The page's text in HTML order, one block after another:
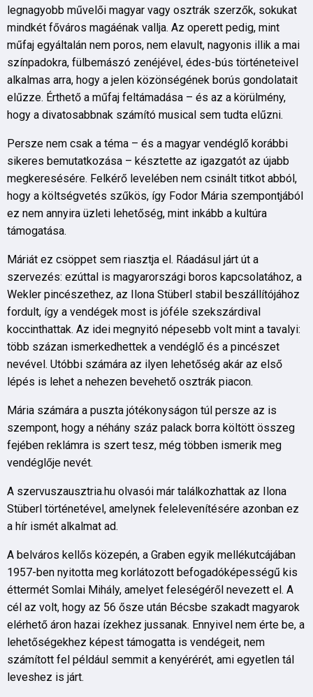
legnagyobb művelői magyar vagy osztrák szerzők, sokukat
mindkét főváros magáénak vallja. Az operett pedig, mint
műfaj egyáltalán nem poros, nem elavult, nagyonis illik a mai
színpadokra, fülbemászó zenéjével, édes-bús történeteivel
alkalmas arra, hogy a jelen közönségének borús gondolatait
elűzze. Érthető a műfaj feltámadása – és az a körülmény,
hogy a divatosabbnak számító musical sem tudta elűzni.
Persze nem csak a téma – és a magyar vendéglő korábbi
sikeres bemutatkozása – késztette az igazgatót az újabb
megkeresésére. Felkérő levelében nem csinált titkot abból,
hogy a költségvetés szűkös, így Fodor Mária szempontjából
ez nem annyira üzleti lehetőség, mint inkább a kultúra
támogatása.
Máriát ez csöppet sem riasztja el. Ráadásul járt út a
szervezés: ezúttal is magyarországi boros kapcsolatához, a
Wekler pincészethez, az Ilona Stüberl stabil beszállítójához
fordult, így a vendégek most is jóféle szekszárdival
koccinthattak. Az idei megnyitó népesebb volt mint a tavalyi:
több százan ismerkedhettek a vendéglő és a pincészet
nevével. Utóbbi számára az ilyen lehetőség akár az első
lépés is lehet a nehezen bevehető osztrák piacon.
Mária számára a puszta jótékonyságon túl persze az is
szempont, hogy a néhány száz palack borra költött összeg
fejében reklámra is szert tesz, még többen ismerik meg
vendéglője nevét.
A szervuszausztria.hu olvasói már találkozhattak az Ilona
Stüberl történetével, amelynek felelevenítésére azonban ez
a hír ismét alkalmat ad.
A belváros kellős közepén, a Graben egyik mellékutcájában
1957-ben nyitotta meg korlátozott befogadóképességű kis
éttermét Somlai Mihály, amelyet feleségéről nevezett el. A
cél az volt, hogy az 56 ősze után Bécsbe szakadt magyarok
elérhető áron hazai ízekhez jussanak. Ennyivel nem érte be, a
lehetőségekhez képest támogatta is vendégeit, nem
számított fel például semmit a kenyérérét, ami egyetlen tál
leveshez is járt.